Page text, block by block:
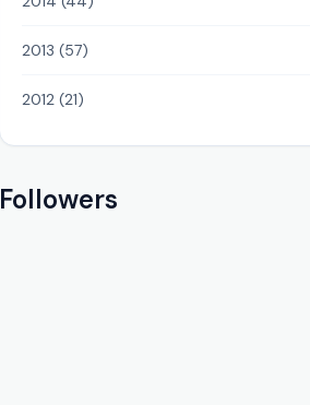
2013 (57)
2012 (21)
Followers